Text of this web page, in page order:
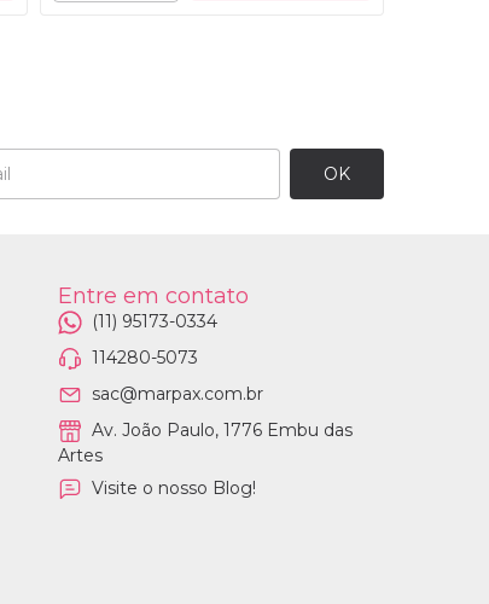
Entre em contato
(11) 95173-0334
114280-5073
sac@marpax.com.br
Av. João Paulo, 1776 Embu das
Artes
Visite o nosso Blog!